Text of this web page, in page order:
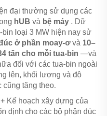
đại thường sử dụng các
hUB và bệ máy . Dữ
bin loại 3 MW hiện nay sử
ở phần moay-ơvà 10–
tấn cho mỗi tua-bin —và
đối với các tua-bin ngoài
lên, khối lượng và độ
cũng tăng theo.
Kế hoạch xây dựng của
định cho các bộ phận đúc